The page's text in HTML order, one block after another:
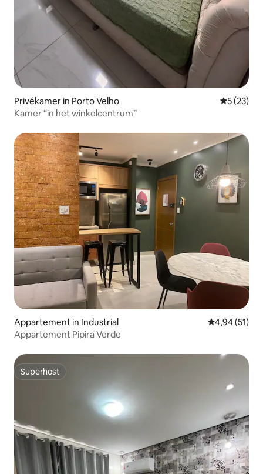
Privékamer in Porto Velho
5 (23)
Kamer “in het winkelcentrum”
Appartement in Industrial Gemiddelde
4,94 (51)
Appartement Pipira Verde
Superhost
Superhost